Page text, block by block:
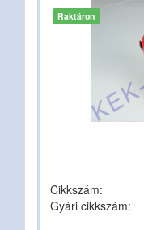
Raktáron
Cikkszám:
Gyári cikkszám: